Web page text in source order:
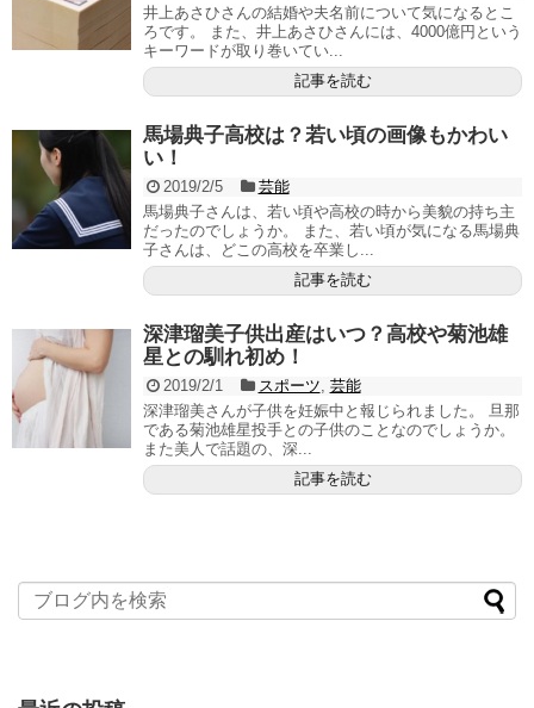
井上あさひさんの結婚や夫名前について気になるとこ
ろです。 また、井上あさひさんには、4000億円という
キーワードが取り巻いてい...
記事を読む
馬場典子高校は？若い頃の画像もかわい
い！
2019/2/5
芸能
馬場典子さんは、若い頃や高校の時から美貌の持ち主
だったのでしょうか。 また、若い頃が気になる馬場典
子さんは、どこの高校を卒業し...
記事を読む
深津瑠美子供出産はいつ？高校や菊池雄
星との馴れ初め！
2019/2/1 スポーツ 芸能
深津瑠美さんが子供を妊娠中と報じられました。 旦那
である菊池雄星投手との子供のことなのでしょうか。
また美人で話題の、深...
記事を読む